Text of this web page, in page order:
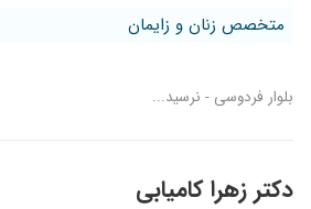
متخصص زنان و زایمان
بلوار فردوسی - نرسید...
دکتر زهرا کامیابی